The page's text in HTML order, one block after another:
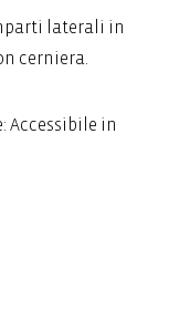
laterali in
cerniera.
Accessibile in